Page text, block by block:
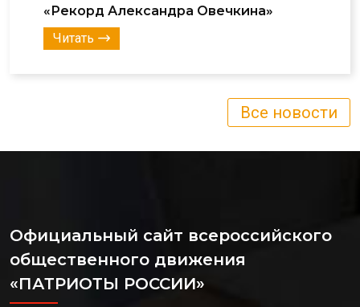
«Рекорд Александра Овечкина»
Читать
Все новости
Официальный сайт всероссийского
общественного движения
«ПАТРИОТЫ РОССИИ»